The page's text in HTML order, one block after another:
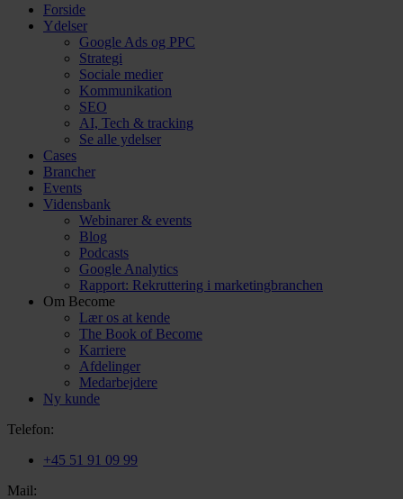
Forside
Ydelser
Google Ads og PPC
Strategi
Sociale medier
Kommunikation
SEO
AI, Tech & tracking
Se alle ydelser
Cases
Brancher
Events
Vidensbank
Webinarer & events
Blog
Podcasts
Google Analytics
Rapport: Rekruttering i marketingbranchen
Om Become
Lær os at kende
The Book of Become
Karriere
Afdelinger
Medarbejdere
Ny kunde
Telefon:
+45 51 91 09 99
Mail: